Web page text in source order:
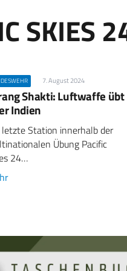
SKIES
7. August 2024
Shakti: Luftwaffe übt
Indien
letzte Station innerhalb der
Übung Pacific
24…